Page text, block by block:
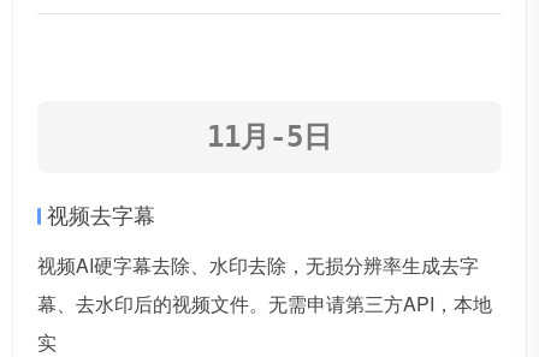
11月-5日
视频去字幕
视频AI硬字幕去除、水印去除，无损分辨率生成去字
幕、去水印后的视频文件。无需申请第三方API，本地
实